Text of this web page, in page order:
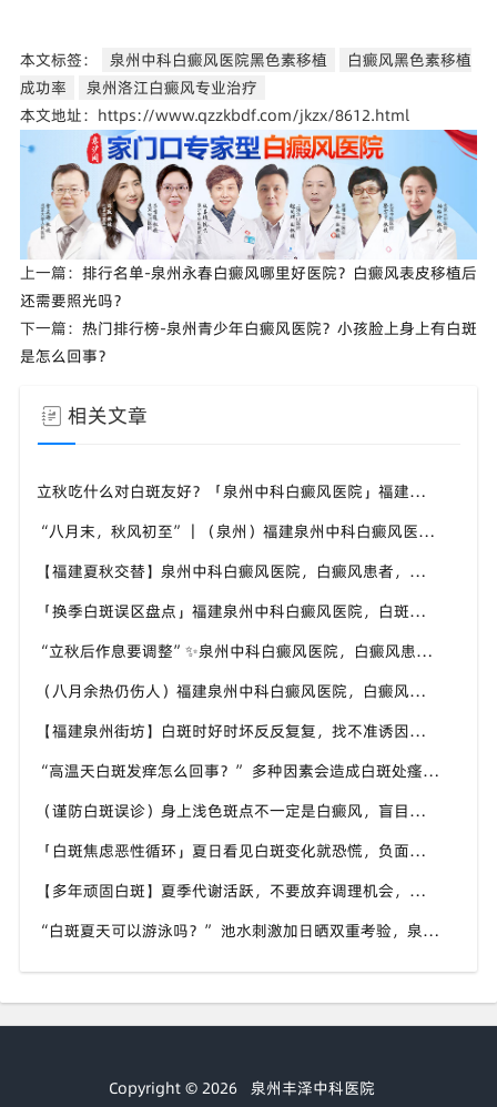
本文标签： 泉州中科白癜风医院黑色素移植
白癜风黑色素移植
成功率
泉州洛江白癜风专业治疗
本文地址：https://www.qzzkbdf.com/jkzx/8612.html
上一篇： 排行名单-泉州永春白癜风哪里好医院？白癜风表皮移植后
还需要照光吗？
下一篇： 热门排行榜-泉州青少年白癜风医院？小孩脸上身上有白斑
是怎么回事？
相关文章
立秋吃什么对白斑友好？「泉州中科白癜风医院」福建白癜风患者饮食不要盲目忌口
“八月末，秋风初至”｜（泉州）福建泉州中科白癜风医院，聊聊白癜风换季防护关键点
【福建夏秋交替】泉州中科白癜风医院，白癜风患者，入秋之后洗澡习惯也要多注意
「换季白斑误区盘点」福建泉州中科白癜风医院，白斑消长多变，科学对待才是正道
“立秋后作息要调整”✨泉州中科白癜风医院，白癜风患者，不良作息会影响皮肤状态
（八月余热仍伤人）福建泉州中科白癜风医院，白癜风外出，依旧要做好硬防晒措施
【福建泉州街坊】白斑时好时坏反反复复，找不准诱因，泉州中科白癜风医院帮梳理夏季白斑波动各类诱因
“高温天白斑发痒怎么回事？” 多种因素会造成白斑处瘙痒，泉州中科白癜风医院讲解白斑发痒的处理方式
（谨防白斑误诊）身上浅色斑点不一定是白癜风，盲目用药危害皮肤，泉州中科白癜风医院建议先明确白斑类型
「白斑焦虑恶性循环」夏日看见白斑变化就恐慌，负面情绪反加重病情，泉州中科白癜风医院呼吁放平心态应对
【多年顽固白斑】夏季代谢活跃，不要放弃调理机会，泉州中科白癜风医院建议结合自身情况定制改善思路
“白斑夏天可以游泳吗？” 池水刺激加日晒双重考验，泉州中科白癜风医院告知白癜风人群游泳防护要点
Copyright © 2026 泉州丰泽中科医院